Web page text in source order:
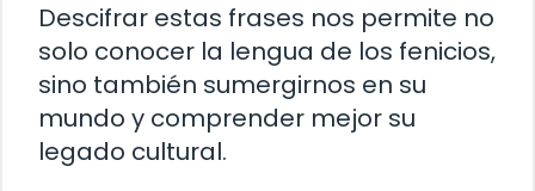
Descifrar estas frases nos permite no
solo conocer la lengua de los fenicios,
sino también sumergirnos en su
mundo y comprender mejor su
legado cultural.